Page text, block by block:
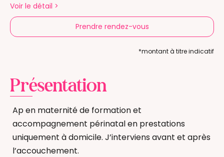
Voir le détail >
Prendre rendez-vous
*montant à titre indicatif
Présentation
Ap en maternité de formation et
accompagnement périnatal en prestations
uniquement à domicile. J’interviens avant et après
l’accouchement.